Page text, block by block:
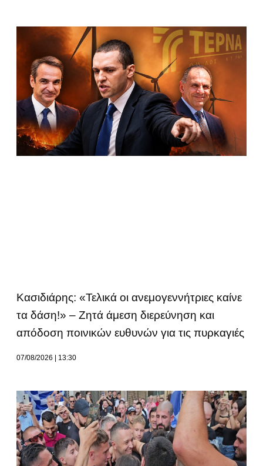
Κασιδιάρης: «Τελικά οι ανεμογεννήτριες καίνε
τα δάση!» – Ζητά άμεση διερεύνηση και
απόδοση ποινικών ευθυνών για τις πυρκαγιές
07/08/2026 13:30